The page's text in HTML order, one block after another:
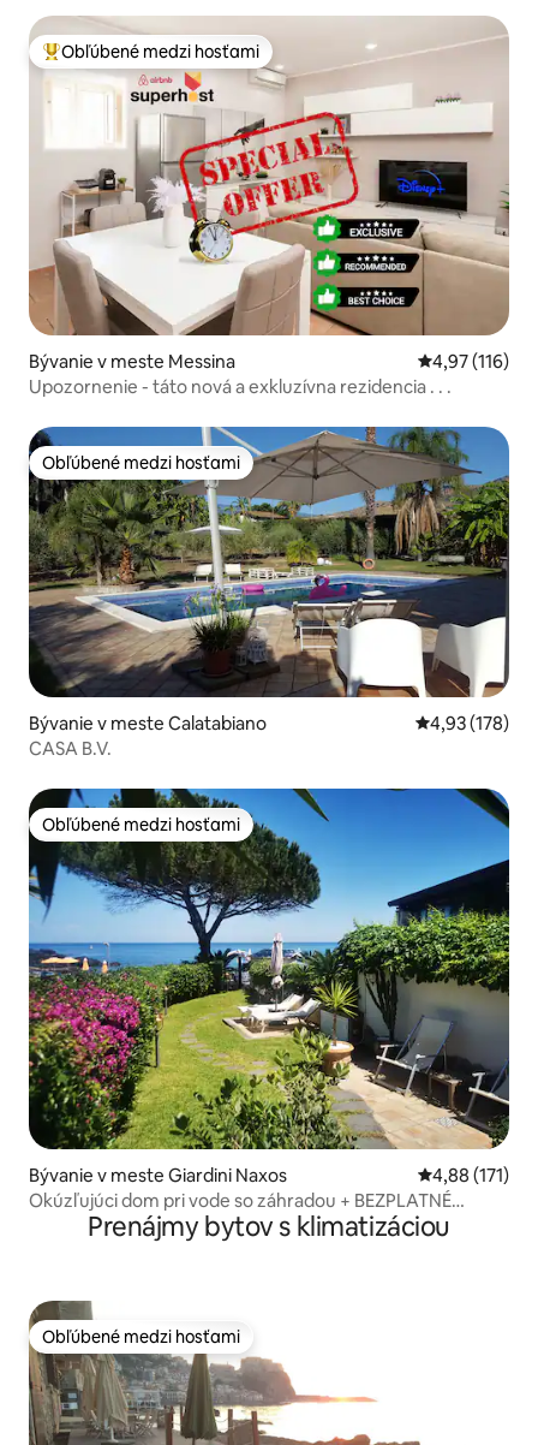
Najobľúbenejšie medzi hosťami
Obľúbené medzi hosťami
Bývanie v meste Messina Priemerné
4,97 (116)
Upozornenie - táto nová a exkluzívna rezidencia . . .
Obľúbené medzi hosťami
Obľúbené medzi hosťami
Bývanie v meste Calatabiano Priemerné
4,93 (178)
CASA B.V.
Obľúbené medzi hosťami
Obľúbené medzi hosťami
Bývanie v meste Giardini Naxos Priemerné
4,88 (171)
Okúzľujúci dom pri vode so záhradou + BEZPLATNÉ
PARKOVANIEPrenájmy bytov s klimatizáciou
Obľúbené medzi hosťami
Obľúbené medzi hosťami